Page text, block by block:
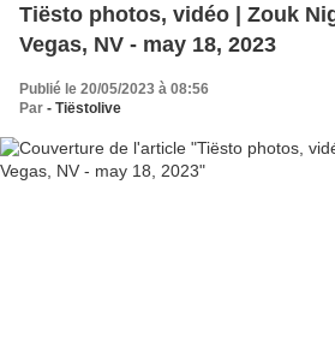
Tiësto photos, vidéo | Zouk
Vegas, NV - may 18, 2023
Publié le 20/05/2023 à 08:56
Par - Tiëstolive